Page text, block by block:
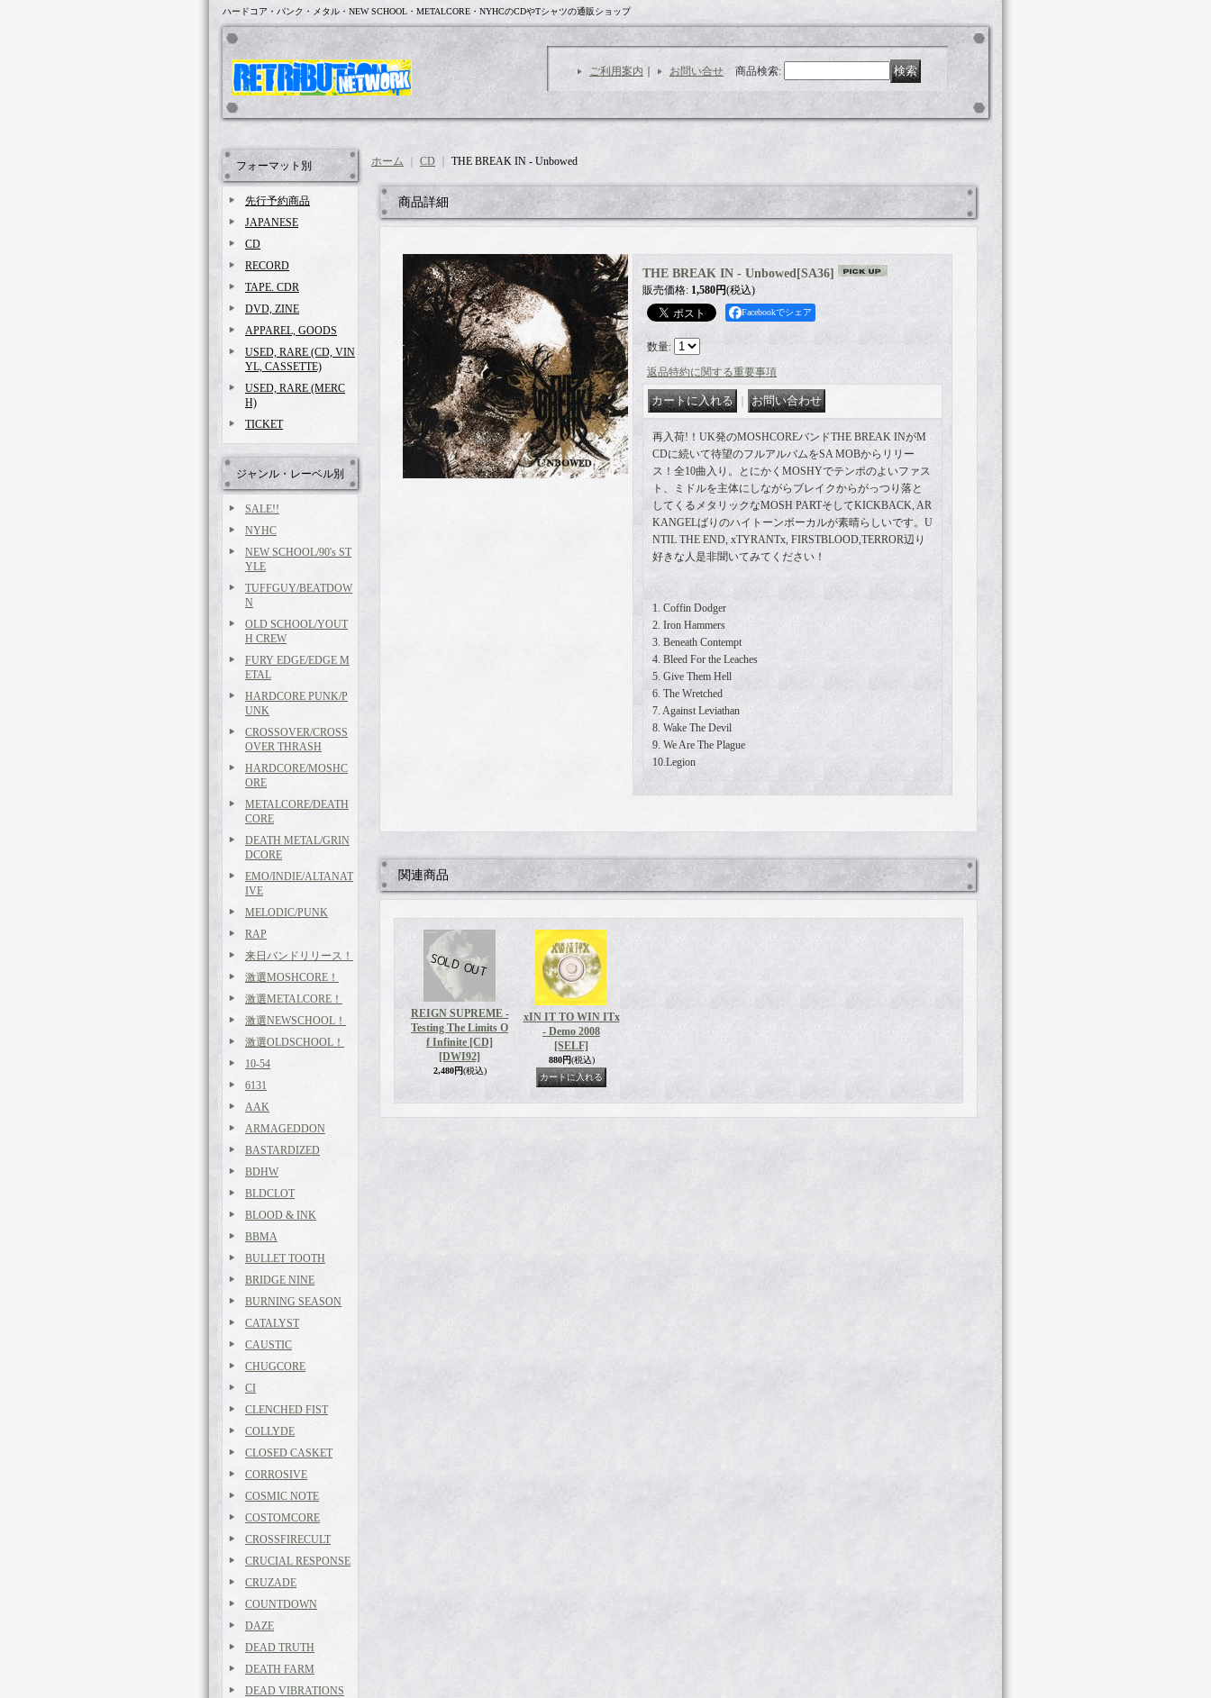
ハードコア・パンク・メタル・NEW SCHOOL・METALCORE・NYHCのCDやTシャツの通販ショップ
ご利用案内 お問い合せ 商品検索:
フォーマット別
先行予約商品
JAPANESE
CD
RECORD
TAPE. CDR
DVD, ZINE
APPAREL, GOODS
USED, RARE (CD, VIN
YL, CASSETTE)
USED, RARE (MERC
H)
TICKET
ジャンル・レーベル別
SALE!!
NYHC
NEW SCHOOL/90's ST
YLE
TUFFGUY/BEATDOW
N
OLD SCHOOL/YOUT
H CREW
FURY EDGE/EDGE M
ETAL
HARDCORE PUNK/P
UNK
CROSSOVER/CROSS
OVER THRASH
HARDCORE/MOSHC
ORE
METALCORE/DEATH
CORE
DEATH METAL/GRIN
DCORE
EMO/INDIE/ALTANAT
IVE
MELODIC/PUNK
RAP
来日バンドリリース！
激選MOSHCORE！
激選METALCORE！
激選NEWSCHOOL！
激選OLDSCHOOL！
10-54
6131
AAK
ARMAGEDDON
BASTARDIZED
BDHW
BLDCLOT
BLOOD & INK
BBMA
BULLET TOOTH
BRIDGE NINE
BURNING SEASON
CATALYST
CAUSTIC
CHUGCORE
CI
CLENCHED FIST
COLLYDE
CLOSED CASKET
CORROSIVE
COSMIC NOTE
COSTOMCORE
CROSSFIRECULT
CRUCIAL RESPONSE
CRUZADE
COUNTDOWN
DAZE
DEAD TRUTH
DEATH FARM
DEAD VIBRATIONS
ホーム CD THE BREAK IN - Unbowed
商品詳細
THE BREAK IN - Unbowed[SA36]
販売価格: 1,580円(税込)
Facebookでシェア
数量:
返品特約に関する重要事項
再入荷!！UK発のMOSHCOREバンドTHE BREAK INがM
CDに続いて待望のフルアルバムをSA MOBからリリー
ス！全10曲入り。とにかくMOSHYでテンポのよいファス
ト、ミドルを主体にしながらブレイクからがっつり落と
してくるメタリックなMOSH PARTそしてKICKBACK, AR
KANGELばりのハイトーンボーカルが素晴らしいです。U
NTIL THE END, xTYRANTx, FIRSTBLOOD,TERROR辺り
好きな人是非聞いてみてください！
1. Coffin Dodger
2. Iron Hammers
3. Beneath Contempt
4. Bleed For the Leaches
5. Give Them Hell
6. The Wretched
7. Against Leviathan
8. Wake The Devil
9. We Are The Plague
10.Legion
関連商品
REIGN SUPREME -
Testing The Limits O
f Infinite [CD]
[DWI92]
2,480円(税込)
xIN IT TO WIN ITx
- Demo 2008
[SELF]
880円(税込)